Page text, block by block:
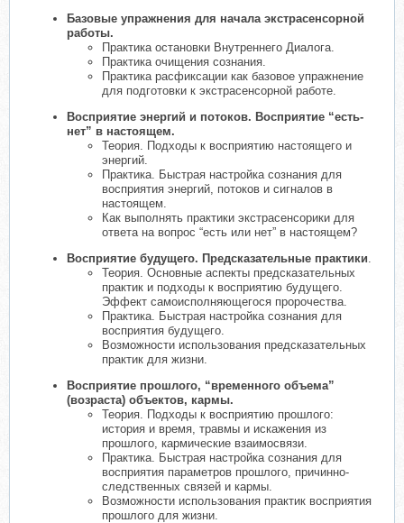
Базовые упражнения для начала экстрасенсорной
работы.
Практика остановки Внутреннего Диалога.
Практика очищения сознания.
Практика расфиксации как базовое упражнение
для подготовки к экстрасенсорной работе.
Восприятие энергий и потоков. Восприятие “есть-
нет” в настоящем.
Теория. Подходы к восприятию настоящего и
энергий.
Практика. Быстрая настройка сознания для
восприятия энергий, потоков и сигналов в
настоящем.
Как выполнять практики экстрасенсорики для
ответа на вопрос “есть или нет” в настоящем?
Восприятие будущего. Предсказательные практики.
Теория. Основные аспекты предсказательных
практик и подходы к восприятию будущего.
Эффект самоисполняющегося пророчества.
Практика. Быстрая настройка сознания для
восприятия будущего.
Возможности использования предсказательных
практик для жизни.
Восприятие прошлого, “временного объема”
(возраста) объектов, кармы.
Теория. Подходы к восприятию прошлого:
история и время, травмы и искажения из
прошлого, кармические взаимосвязи.
Практика. Быстрая настройка сознания для
восприятия параметров прошлого, причинно-
следственных связей и кармы.
Возможности использования практик восприятия
прошлого для жизни.